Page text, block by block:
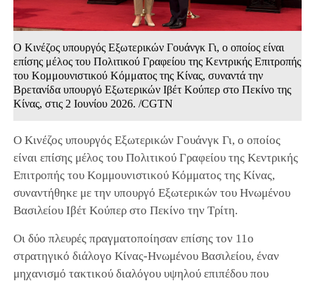
Ο Κινέζος υπουργός Εξωτερικών Γουάνγκ Γι, ο οποίος είναι
επίσης μέλος του Πολιτικού Γραφείου της Κεντρικής Επιτροπής
του Κομμουνιστικού Κόμματος της Κίνας, συναντά την
Βρετανίδα υπουργό Εξωτερικών Ιβέτ Κούπερ στο Πεκίνο της
Κίνας, στις 2 Ιουνίου 2026. /CGTN
Ο Κινέζος υπουργός Εξωτερικών Γουάνγκ Γι, ο οποίος
είναι επίσης μέλος του Πολιτικού Γραφείου της Κεντρικής
Επιτροπής του Κομμουνιστικού Κόμματος της Κίνας,
συναντήθηκε με την υπουργό Εξωτερικών του Ηνωμένου
Βασιλείου Ιβέτ Κούπερ στο Πεκίνο την Τρίτη.
Οι δύο πλευρές πραγματοποίησαν επίσης τον 11ο
στρατηγικό διάλογο Κίνας-Ηνωμένου Βασιλείου, έναν
μηχανισμό τακτικού διαλόγου υψηλού επιπέδου που